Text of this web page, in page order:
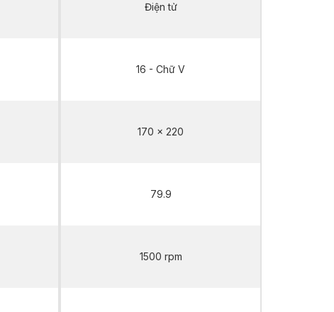
Điện tử
16 - Chữ V
170 x 220
79.9
1500 rpm